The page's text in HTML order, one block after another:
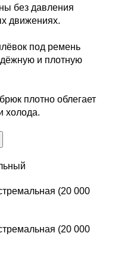
без давления
движениях.
под ремень
и плотную
плотно облегает
холода.
(20 000
(20 000